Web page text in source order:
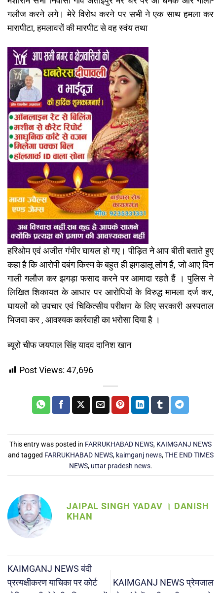
गलौज करने लगे। मेरे विरोध करने पर सभी ने एक साथ हमला कर
मारापीटा, हमलावरों की मारपीट से वह स्वंय तथा
हरिओम एवं अजीत गंभीर घायल हो गए। पीड़ित ने आप बीती बताते हुए
कहा है कि आरोपी दबंग किस्म के बहुत ही झगडालू लोग हैं, जो आए दिन
गाली गलौज कर झगड़ा फसाद करने पर आमादा रहते हैं । पुलिस ने
लिखित शिकायत के आधार पर आरोपियों के विरुद्ध मामला दर्ज कर,
घायलों को उपचार एवं चिकित्सीय परीक्षण के लिए सरकारी अस्पताल
भिजवा कर , आवश्यक कार्रवाही का भरोसा दिया है ।
ब्यूरो चीफ जयपाल सिंह यादव दानिश खान
Post Views: 47,696
This entry was posted in FARRUKHABAD NEWS, KAIMGANJ NEWS
and tagged FARRUKHABAD NEWS, kaimganj news,THE END TIMES
NEWS, uttar pradesh news.
JAIPAL SINGH YADAV । DANISH
KHAN
KAIMGANJ NEWS बंदी
प्रत्यक्षीकरण याचिका पर कोर्ट
KAIMGANJ NEWS प्रेमजाल